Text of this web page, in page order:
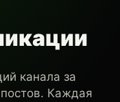
канала за
Каждая